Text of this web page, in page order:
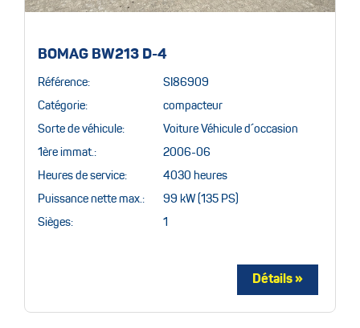
BOMAG BW213 D-4
Référence: SI86909
Catégorie: compacteur
Sorte de véhicule: Voiture Véhicule d´occasion
1ère immat.: 2006-06
Heures de service: 4030 heures
Puissance nette max.: 99 kW (135 PS)
Sièges: 1